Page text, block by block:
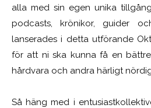
alla med sin egen unika
podcasts, krönikor, guider
lanserades i detta utförande
för att ni ska kunna få en
hårdvara och andra härligt
Så häng med i